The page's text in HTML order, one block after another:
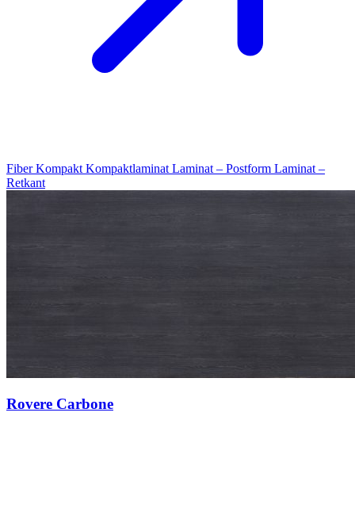
Fiber Kompakt Kompaktlaminat Laminat – Postform Laminat –
Retkant
Rovere Carbone